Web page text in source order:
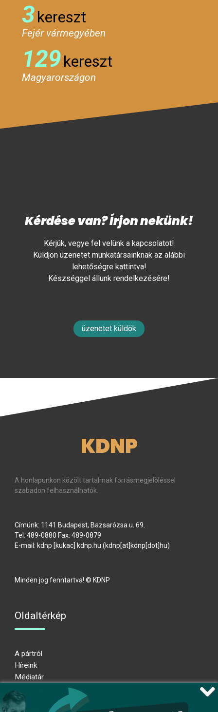
3kereszt
Fejér vármegyében
129kereszt
Magyarországon
Kérdése van? Írjon nekünk!
Kérjük, vegye fel velünk a kapcsolatot!
Küldjön üzenetet munkatársainknak az alábbi
lehetőségre kattintva!
Készséggel állunk rendelkezésére!
üzenetet küldök
KDNP
A honlapunkon közölt tartalmak forrásmegjelöléssel
szabadon felhasználhatók.
Címünk: 1141 Budapest, Bazsarózsa u. 69.
Tel: 489-0880 Fax: 489-0879
E-mail: kdnp [kukac] kdnp.hu (kdnp[at]kdnp[dot]hu)
Minden jog fenntartva! © KDNP
Oldaltérkép
A pártról
Híreink
Médiatár
Adatkezelési nyilatkozat